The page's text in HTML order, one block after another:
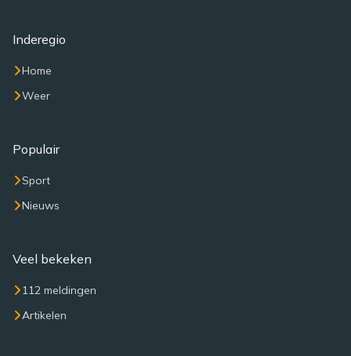
Inderegio
Home
Weer
Populair
Sport
Nieuws
Veel bekeken
112 meldingen
Artikelen